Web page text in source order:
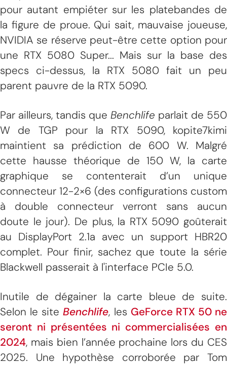
pour autant empiéter sur les platebandes de
la figure de proue. Qui sait, mauvaise joueuse,
NVIDIA se réserve peut-être cette option pour
une RTX 5080 Super... Mais sur la base des
specs ci-dessus, la RTX 5080 fait un peu
parent pauvre de la RTX 5090.
Par ailleurs, tandis que Benchlife parlait de 550
W de TGP pour la RTX 5090, kopite7kimi
maintient sa prédiction de 600 W. Malgré
cette hausse théorique de 150 W, la carte
graphique se contenterait d’un unique
connecteur 12-2×6 (des configurations custom
à double connecteur verront sans aucun
doute le jour). De plus, la RTX 5090 goûterait
au DisplayPort 2.1a avec un support HBR20
complet. Pour finir, sachez que toute la série
Blackwell passerait à l'interface PCIe 5.0.
Inutile de dégainer la carte bleue de suite.
Selon le siteBenchlife, les GeForce RTX 50 ne
seront ni présentées ni commercialisées en
2024, mais bien l’année prochaine lors du CES
2025. Une hypothèse corroborée par Tom